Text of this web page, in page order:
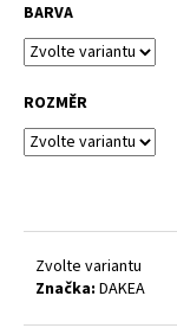
BARVA
ROZMĚR
Zvolte variantu
Značka: DAKEA
r
u
u
j
e